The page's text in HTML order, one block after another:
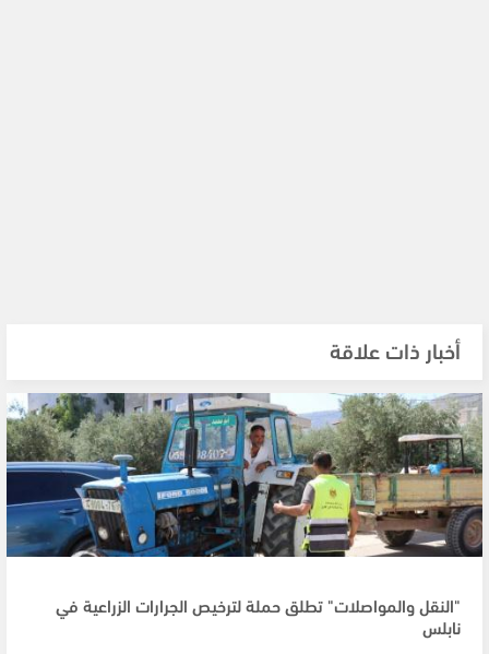
أخبار ذات علاقة
"النقل والمواصلات" تطلق حملة لترخيص الجرارات الزراعية في
نابلس